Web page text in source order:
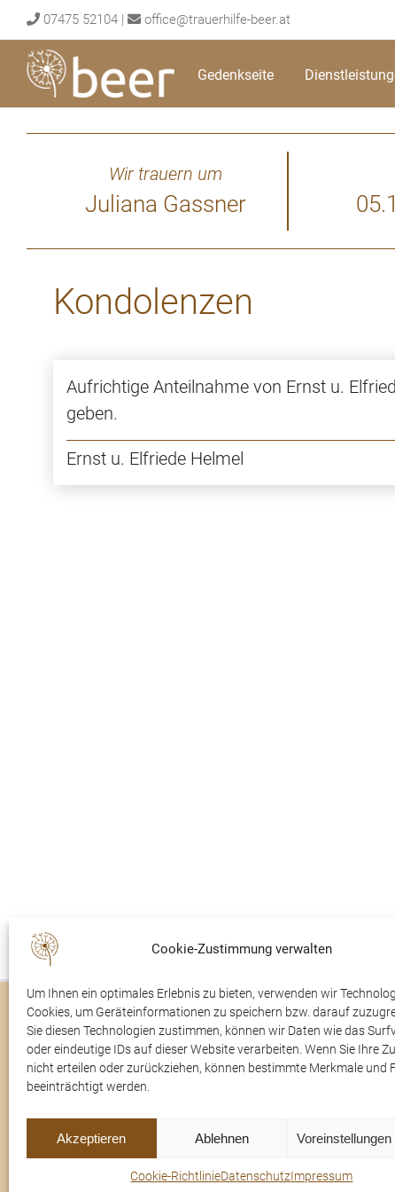
Cookie-Zustimmung verwalten
Um Ihnen ein optimales Erlebnis zu bieten, verwenden wir
Cookies, um Geräteinformationen zu speichern bzw. darauf
Sie diesen Technologien zustimmen, können wir Daten wie das
oder eindeutige IDs auf dieser Website verarbeiten. Wenn Sie Ihre
nicht erteilen oder zurückziehen, können bestimmte Merkmale und
beeinträchtigt werden.
Akzeptieren Ablehnen
Cookie-RichtlinieDatenschutzImpressum
to
content
07475 52104 | office@trauerhilfe-beer.at
Gedenkseite
Wir trauern um
Juliana Gassner
Kondolenzen
Aufrichtige Anteilnahme von Ernst u.
geben.
Ernst u. Elfriede Helmel
Trauerfälle
Im Trauerfall
Rudolfsaal
Über uns
© 2022